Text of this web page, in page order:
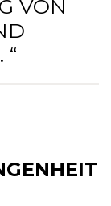
VON
“